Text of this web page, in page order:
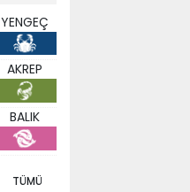
YENGEÇ
AKREP
BALIK
TÜMÜ